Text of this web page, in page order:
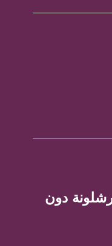
دون